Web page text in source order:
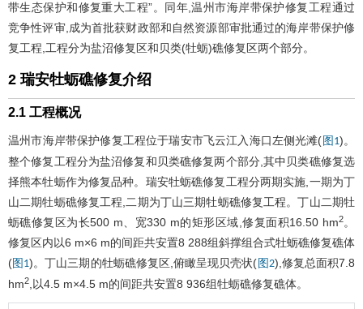
带生态保护和修复重大工程”。同年,温州市海岸带保护修复工程通过
竞争性评审,成为首批获财政部和自然资源部审批通过的海岸带保护修
复工程,工程分为盐沼修复区和贝类(牡蛎)礁修复区两个部分。
2 瑞安牡蛎礁修复介绍
2.1 工程概况
温州市海岸带保护修复工程位于瑞安市飞云江入海口左侧光滩( 图1)。
整个修复工程分为盐沼修复和贝类礁修复两个部分,其中贝类礁修复选
择熊本牡蛎作为修复品种。瑞安牡蛎礁修复工程分两期实施,一期为丁
山二期牡蛎礁修复工程,二期为丁山三期牡蛎礁修复工程。丁山二期牡
蛎礁修复区为长500 m、宽330 m的矩形区域,修复面积16.50 hm2。
修复区内以6 m×6 m的间距共安置8 288组斜撑组合式牡蛎礁修复礁体
(图1)。丁山三期的牡蛎礁修复区,俯瞰呈现贝壳状( 图2),修复总面积7.8
hm2 ,以4.5 m×4.5 m的间距共安置8 936组牡蛎礁修复礁体。